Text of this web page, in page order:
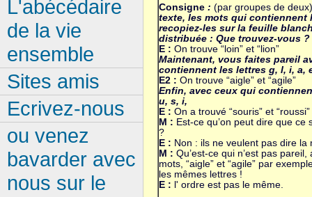
Consigne : (par groupes de
texte, les mots qui contiennent
recopiez-les sur la feuille
distribuée : Que trouvez-vous ?
E : On trouve “loin” et “lion”
Maintenant, vous faites pareil
contiennent les lettres g, l, i, a,
E2 : On trouve “aigle” et “agile”
Enfin, avec ceux qui
u, s, i,
E : On a trouvé “souris” et “roussi”
M : Est-ce qu’on peut dire que ce
?
E : Non : ils ne veulent pas dire la
M : Qu’est-ce qui n’est pas
mots, “aigle” et “agile” par
les mêmes lettres !
E : l' ordre est pas le même.
L'abécédaire
de la vie
ensemble
Sites amis
Ecrivez-nous
ou venez
bavarder avec
nous sur le